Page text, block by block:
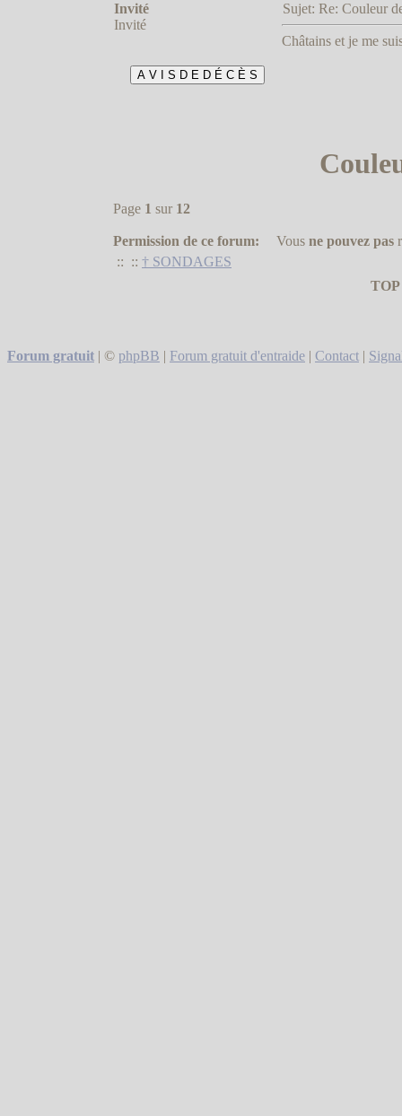
Invité
Invité
Sujet: Re: Couleur
Châtains et je me
Page 1 sur 12
Permission de ce forum: Vous ne pouvez pas
:: :: † SONDAGES
Forum gratuit | © phpBB | Forum gratuit d'entraide | Contact |